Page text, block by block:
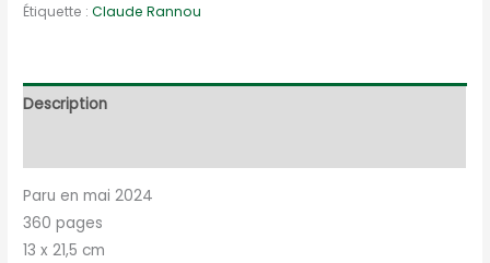
l'abbaye
Étiquette :Claude Rannou
Description
Paru en mai 2024
360 pages
13 x 21,5 cm